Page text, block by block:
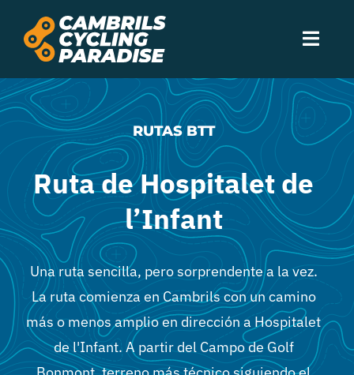
contenido
Experiencias
Alojamiento
Servicios
Eventos
Cambrils
RUTAS BTT
Ruta de Hospitalet de
l’Infant
Una ruta sencilla, pero sorprendente a la vez.
La ruta comienza en Cambrils con un camino
más o menos amplio en dirección a Hospitalet
de l'Infant. A partir del Campo de Golf